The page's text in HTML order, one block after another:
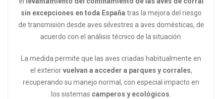
sin excepciones en toda España tras la mejora del riesgo
de transmisión desde aves silvestres a aves domésticas, de
acuerdo con el análisis técnico de la situación.
La medida permite que las aves criadas habitualmente en
el exteriorvuelvan a acceder a parques y corrales,
recuperando su manejo normal, con especial impacto en
los sistemas camperos y ecológicos.